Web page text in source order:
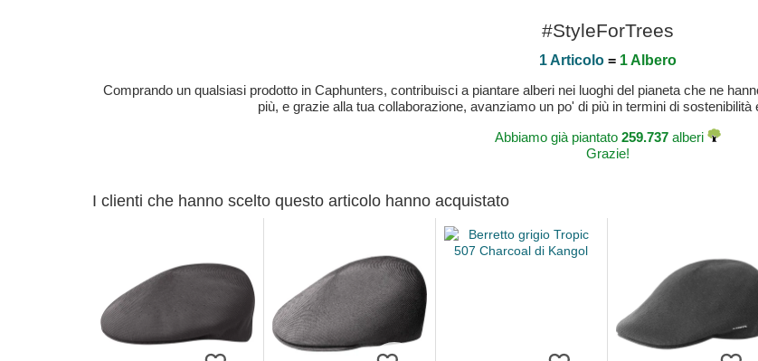
#StyleForTrees
1 Articolo = 1 Albero
Comprando un qualsiasi prodotto in Caphunters, contribuisci a piantare alberi nei luoghi del pianeta che ne
più, e grazie alla tua collaborazione, avanziamo un po' di più in termini di
Abbiamo già piantato 259.737 alberi
Grazie!
I clienti che hanno scelto questo articolo hanno acquistato